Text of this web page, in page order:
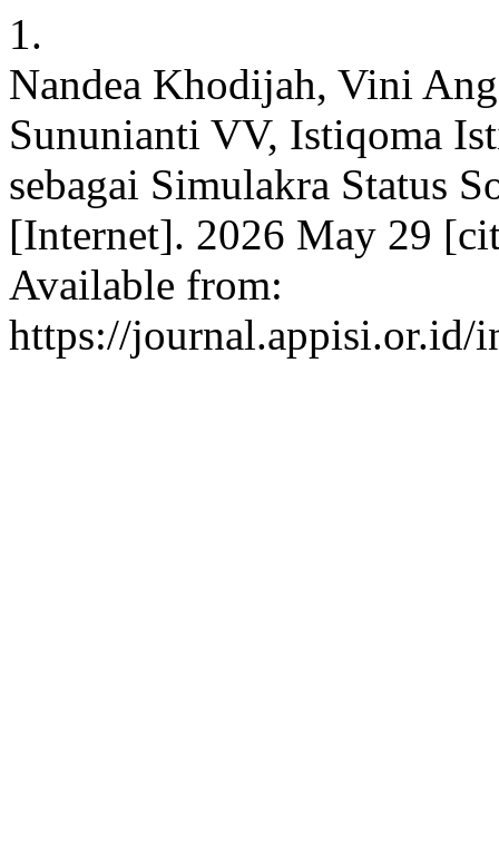
1.
Nandea Khodijah, Vini
Sununianti VV, Istiqoma
sebagai Simulakra Status
[Internet]. 2026 May 29
Available from:
https://journal.appisi.or.id/